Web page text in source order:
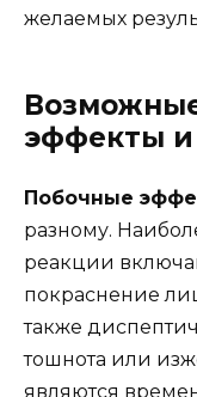
желаемых
эффекты и
Побочные
разному.
реакции
покраснение
также
тошнота или
являются